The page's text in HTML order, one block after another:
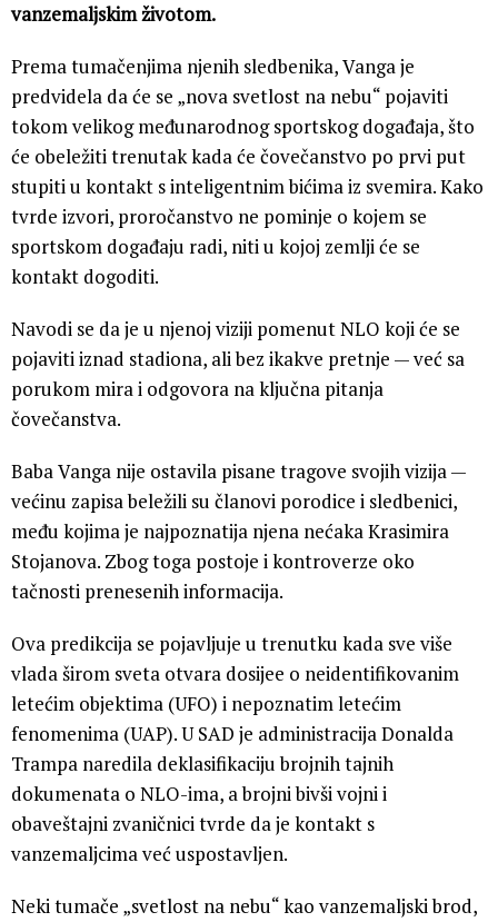
vanzemaljskim životom.
Prema tumačenjima njenih sledbenika, Vanga je
predvidela da će se „nova svetlost na nebu“ pojaviti
tokom velikog međunarodnog sportskog događaja, što
će obeležiti trenutak kada će čovečanstvo po prvi put
stupiti u kontakt s inteligentnim bićima iz svemira. Kako
tvrde izvori, proročanstvo ne pominje o kojem se
sportskom događaju radi, niti u kojoj zemlji će se
kontakt dogoditi.
Navodi se da je u njenoj viziji pomenut NLO koji će se
pojaviti iznad stadiona, ali bez ikakve pretnje — već sa
porukom mira i odgovora na ključna pitanja
čovečanstva.
Baba Vanga nije ostavila pisane tragove svojih vizija —
većinu zapisa beležili su članovi porodice i sledbenici,
među kojima je najpoznatija njena nećaka Krasimira
Stojanova. Zbog toga postoje i kontroverze oko
tačnosti prenesenih informacija.
Ova predikcija se pojavljuje u trenutku kada sve više
vlada širom sveta otvara dosijee o neidentifikovanim
letećim objektima (UFO) i nepoznatim letećim
fenomenima (UAP). U SAD je administracija Donalda
Trampa naredila deklasifikaciju brojnih tajnih
dokumenata o NLO-ima, a brojni bivši vojni i
obaveštajni zvaničnici tvrde da je kontakt s
vanzemaljcima već uspostavljen.
Neki tumače „svetlost na nebu“ kao vanzemaljski brod,